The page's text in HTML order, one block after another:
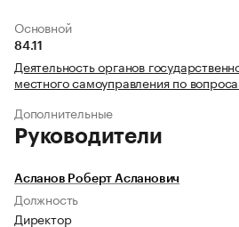
Основной
84.11
Деятельность органов
местного самоуправления по
Дополнительные
Руководители
Асланов Роберт Асланович
Должность
Директор